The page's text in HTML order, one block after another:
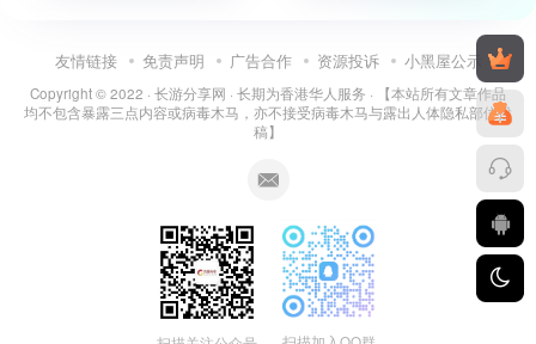
友情链接 免责声明 广告合作 资源投诉 小黑屋公示
Copyright © 2022 · 长游分享网 · 长期为香港华人服务 · 【本站所有文章作品
均不包含暴露三点内容或病毒木马，亦不接受病毒木马与露出人体隐私部位投
稿】